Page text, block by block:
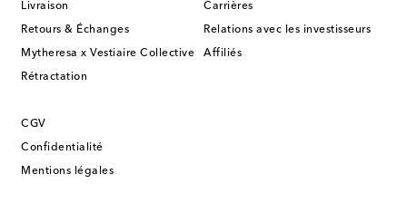
Livraison
Retours & Échanges
Mytheresa x Vestiaire Collective
Rétractation
Carrières
Relations avec les investisseurs
Affiliés
CGV
Confidentialité
Mentions légales